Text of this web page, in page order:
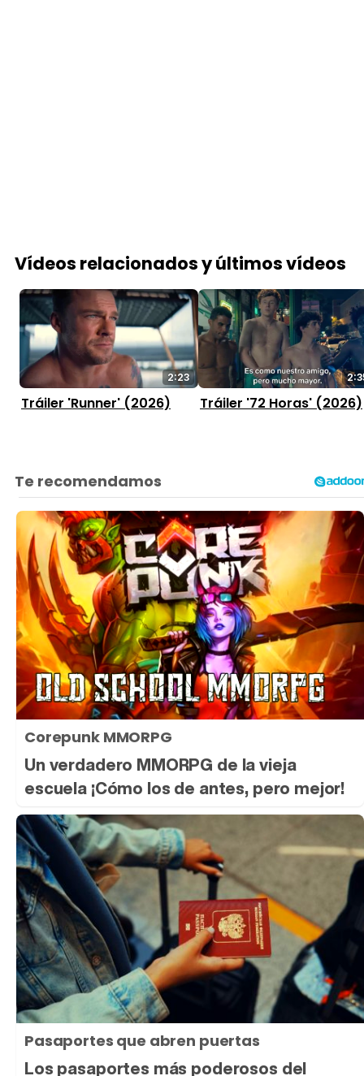
Vídeos relacionados y últimos vídeos
2:23
Tráiler 'Runner' (2026) Tráiler '72 Horas' (2026)
Corepunk MMORPG
Un verdadero MMORPG de la vieja
escuela ¡Cómo los de antes, pero mejor!
Pasaportes que abren puertas
Los pasaportes más poderosos del